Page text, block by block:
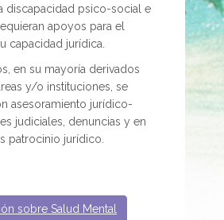
discapacidad psico-social e
apoyos para el
capacidad jurídica.
en su mayoría derivados
y/o instituciones, se
asesoramiento jurídico-
judiciales, denuncias y en
patrocinio jurídico.
sobre Salud Mental